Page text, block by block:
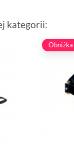
kategorii:
Obniżka